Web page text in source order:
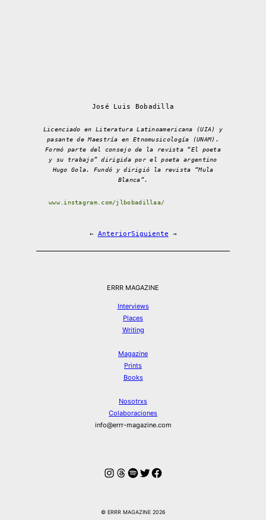
José Luis Bobadilla
Licenciado en Literatura Latinoamericana (UIA) y
pasante de Maestría en Etnomusicología (UNAM).
Formó parte del consejo de la revista “El poeta
y su trabajo” dirigida por el poeta argentino
Hugo Gola. Fundó y dirigió la revista “Mula
Blanca”.
www.instagram.com/jlbobadillaa/
← AnteriorSiguiente →
ERRR MAGAZINE
Interviews
Places
Writing
Magazine
Prints
Books
Nosotrxs
Colaboraciones
info@errr-magazine.com
Instagram
Hilos
Spotify
Twitter
Facebook
© ERRR MAGAZINE 2026